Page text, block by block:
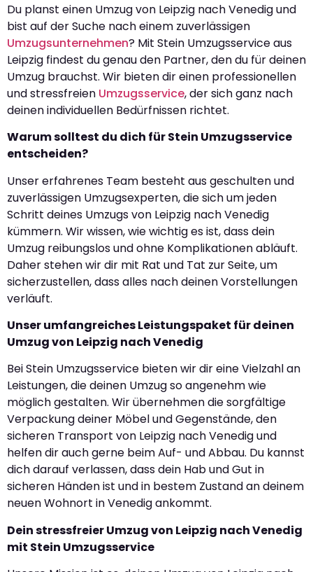
Du planst einen Umzug von Leipzig nach Venedig und
bist auf der Suche nach einem zuverlässigen
Umzugsunternehmen? Mit Stein Umzugsservice aus
Leipzig findest du genau den Partner, den du für deinen
Umzug brauchst. Wir bieten dir einen professionellen
und stressfreien Umzugsservice, der sich ganz nach
deinen individuellen Bedürfnissen richtet.
Warum solltest du dich für Stein Umzugsservice
entscheiden?
Unser erfahrenes Team besteht aus geschulten und
zuverlässigen Umzugsexperten, die sich um jeden
Schritt deines Umzugs von Leipzig nach Venedig
kümmern. Wir wissen, wie wichtig es ist, dass dein
Umzug reibungslos und ohne Komplikationen abläuft.
Daher stehen wir dir mit Rat und Tat zur Seite, um
sicherzustellen, dass alles nach deinen Vorstellungen
verläuft.
Unser umfangreiches Leistungspaket für deinen
Umzug von Leipzig nach Venedig
Bei Stein Umzugsservice bieten wir dir eine Vielzahl an
Leistungen, die deinen Umzug so angenehm wie
möglich gestalten. Wir übernehmen die sorgfältige
Verpackung deiner Möbel und Gegenstände, den
sicheren Transport von Leipzig nach Venedig und
helfen dir auch gerne beim Auf- und Abbau. Du kannst
dich darauf verlassen, dass dein Hab und Gut in
sicheren Händen ist und in bestem Zustand an deinem
neuen Wohnort in Venedig ankommt.
Dein stressfreier Umzug von Leipzig nach Venedig
mit Stein Umzugsservice